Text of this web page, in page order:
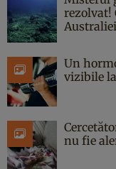
rezolvat!
Un
vizibile
nu fie